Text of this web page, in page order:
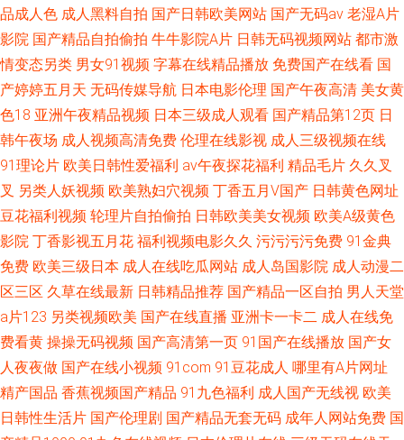
品成人色 成人黑料自拍 国产日韩欧美网站 国产无码av 老湿A片
影院 国产精品自拍偷拍 牛牛影院A片 日韩无码视频网站 都市激
情变态另类 男女91视频 字幕在线精品播放 免费国产在线看 国
产婷婷五月天 无码传媒导航 日本电影伦理 国产午夜高清 美女黄
色18 亚洲午夜精品视频 日本三级成人观看 国产精品第12页 日
韩午夜场 成人视频高清免费 伦理在线影视 成人三级视频在线
91理论片 欧美日韩性爱福利 av午夜探花福利 精品毛片 久久叉
叉 另类人妖视频 欧美熟妇穴视频 丁香五月V国产 日韩黄色网址
豆花福利视频 轮理片自拍偷拍 日韩欧美美女视频 欧美A级黄色
影院 丁香影视五月花 福利视频电影久久 污污污污免费 91金典
免费 欧美三级日本 成人在线吃瓜网站 成人岛国影院 成人动漫二
区三区 久草在线最新 日韩精品推荐 国产精品一区自拍 男人天堂
a片123 另类视频欧美 国产在线直播 亚洲卡一卡二 成人在线免
费看黄 操操无码视频 国产高清第一页 91国产在线播放 国产女
人夜夜做 国产在线小视频 91com 91豆花成人 哪里有A片网址
精产国品 香蕉视频国产精品 91九色福利 成人国产无线视 欧美
日韩性生活片 国产伦理剧 国产精品无套无码 成年人网站免费 国